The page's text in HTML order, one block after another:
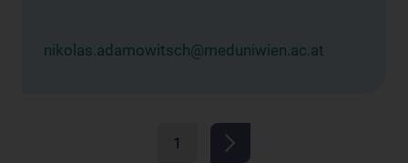
nikolas.adamowitsch@meduniwien.ac.at
1